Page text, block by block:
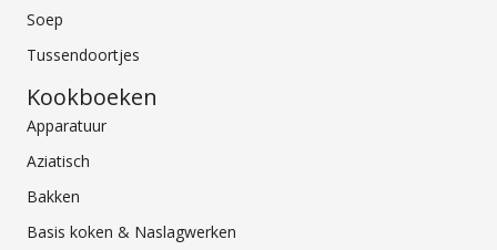
Soep
Tussendoortjes
Kookboeken
Apparatuur
Aziatisch
Bakken
Basis koken & Naslagwerken